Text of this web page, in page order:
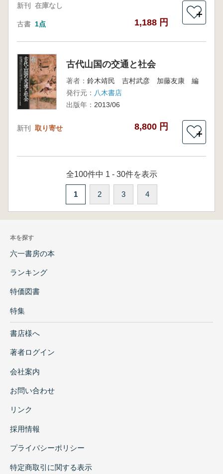
新刊 在庫なし
古書 1点 1,188 円
＋
古代山国の交通と社会
著者： 鈴木靖民 吉村武彦 加藤友康 編
発行元： 八木書店
出版年： 2013/06
新刊 取り寄せ 8,800 円
＋
全100件中 1 - 30件を表示
1 2 3 4
本を探す
六一書房の本
ランキング
特価図書
特集
書店様へ
著者ログイン
会社案内
お問い合わせ
リンク
採用情報
プライバシーポリシー
特定商取引に関する表示